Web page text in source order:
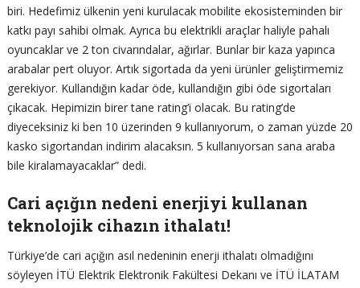
biri. Hedefimiz ülkenin yeni kurulacak mobilite ekosisteminden bir
katkı payı sahibi olmak. Ayrıca bu elektrikli araçlar haliyle pahalı
oyuncaklar ve 2 ton civarındalar, ağırlar. Bunlar bir kaza yapınca
arabalar pert oluyor. Artık sigortada da yeni ürünler geliştirmemiz
gerekiyor. Kullandığın kadar öde, kullandığın gibi öde sigortaları
çıkacak. Hepimizin birer tane rating’i olacak. Bu rating’de
diyeceksiniz ki ben 10 üzerinden 9 kullanıyorum, o zaman yüzde 20
kasko sigortandan indirim alacaksın. 5 kullanıyorsan sana araba
bile kiralamayacaklar” dedi.
Cari açığın nedeni enerjiyi kullanan
teknolojik cihazın ithalatı!
Türkiye’de cari açığın asıl nedeninin enerji ithalatı olmadığını
söyleyen İTÜ Elektrik Elektronik Fakültesi Dekanı ve İTÜ İLATAM